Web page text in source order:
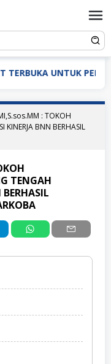
UNTUK PEMERINTAH
: TOKOH
KINERJA BNN BERHASIL
TENGAH